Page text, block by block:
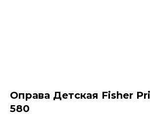
Оправа Детская Fisher
580